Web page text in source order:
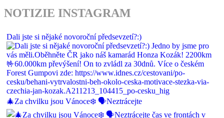
NOTIZIE INSTAGRAM
Dali jste si nějaké novoroční předsevzetí?:)
🎄Za chvilku jsou Vánoce❄️ 🗣Neztrácejte